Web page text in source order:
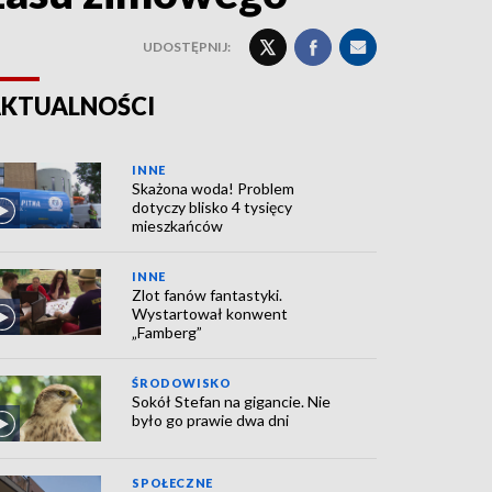
UDOSTĘPNIJ:
INNE
Skażona woda! Problem
dotyczy blisko 4 tysięcy
mieszkańców
INNE
Zlot fanów fantastyki.
Wystartował konwent
„Famberg”
ŚRODOWISKO
Sokół Stefan na gigancie. Nie
było go prawie dwa dni
SPOŁECZNE